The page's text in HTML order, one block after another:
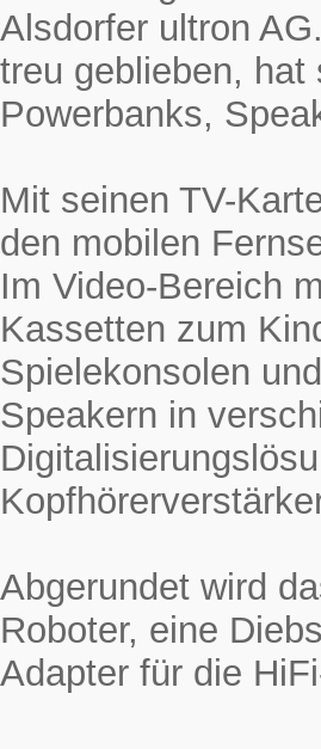
Alsdorfer ultron
treu geblieben,
Powerbanks,
Mit seinen TV-
den mobilen
Im Video-Bereich
Kassetten zum
Spielekonsolen
Speakern in
Abgerundet wird
Roboter, eine
Adapter für die